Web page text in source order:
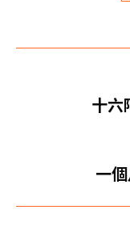
十六
一